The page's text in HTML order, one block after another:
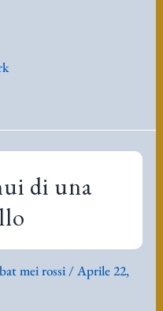
di una
mei rossi/Aprile 22,